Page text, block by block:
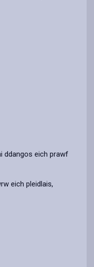
ddangos eich prawf
eich pleidlais,